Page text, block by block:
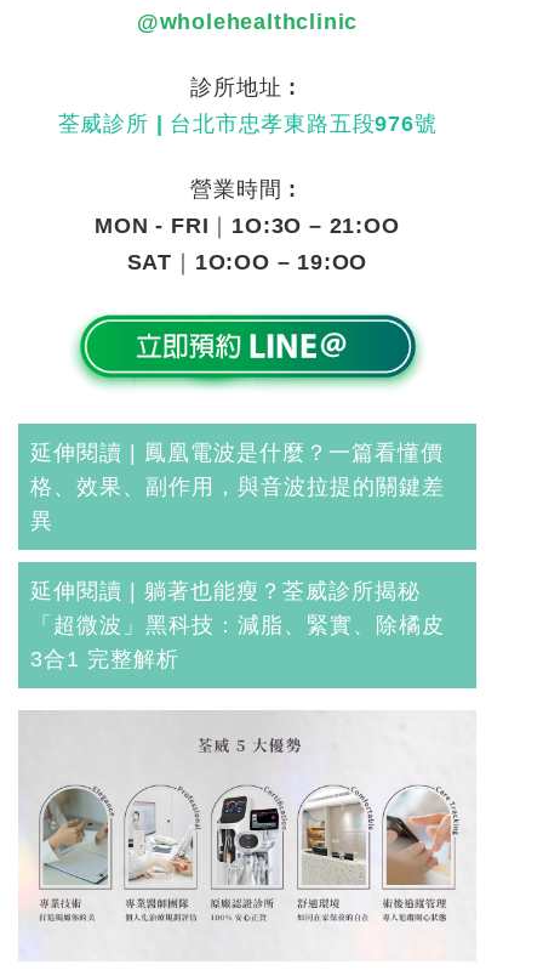
@wholehealthclinic
診所地址 :
荃威診所 | 台北市忠孝東路五段976號
營業時間 :
MON - FRI｜1O:3O – 21:OO
SAT｜1O:OO – 19:OO
延伸閱讀 | 鳳凰電波是什麼？一篇看懂價
格、效果、副作用，與音波拉提的關鍵差
異
延伸閱讀 | 躺著也能瘦？荃威診所揭秘
「超微波」黑科技：減脂、緊實、除橘皮
3合1 完整解析